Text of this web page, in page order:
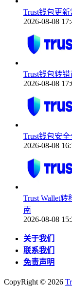
Trust钱包更
2026-08-08
Trust钱包转
2026-08-08
Trust钱包安
2026-08-08
Trust Wallet
南
2026-08-08
关于我们
联系我们
免责声明
CopyRight © 2026